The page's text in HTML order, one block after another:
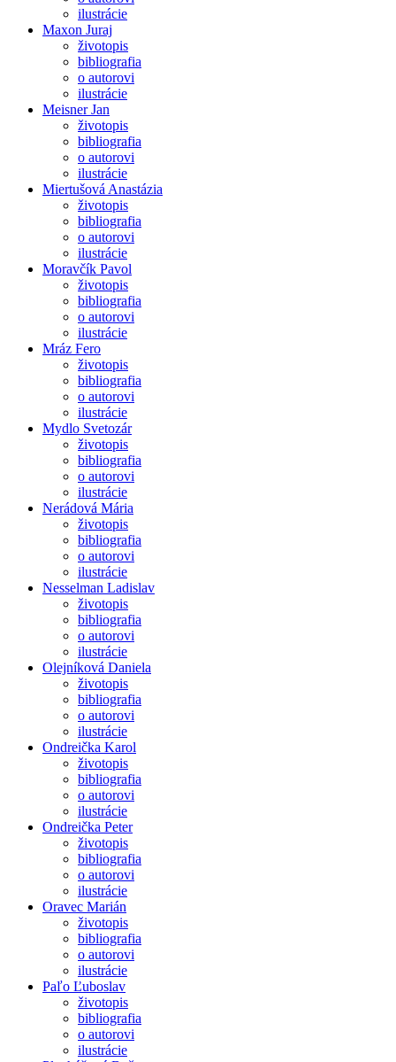
ilustrácie
Maxon Juraj
životopis
bibliografia
o autorovi
ilustrácie
Meisner Jan
životopis
bibliografia
o autorovi
ilustrácie
Miertušová Anastázia
životopis
bibliografia
o autorovi
ilustrácie
Moravčík Pavol
životopis
bibliografia
o autorovi
ilustrácie
Mráz Fero
životopis
bibliografia
o autorovi
ilustrácie
Mydlo Svetozár
životopis
bibliografia
o autorovi
ilustrácie
Nerádová Mária
životopis
bibliografia
o autorovi
ilustrácie
Nesselman Ladislav
životopis
bibliografia
o autorovi
ilustrácie
Olejníková Daniela
životopis
bibliografia
o autorovi
ilustrácie
Ondreička Karol
životopis
bibliografia
o autorovi
ilustrácie
Ondreička Peter
životopis
bibliografia
o autorovi
ilustrácie
Oravec Marián
životopis
bibliografia
o autorovi
ilustrácie
Paľo Ľuboslav
životopis
bibliografia
o autorovi
ilustrácie